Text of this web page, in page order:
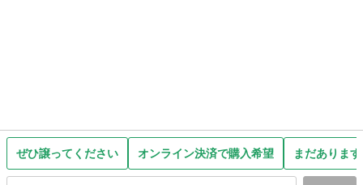
ぜひ譲ってください オンライン決済で購入希望 まだありま